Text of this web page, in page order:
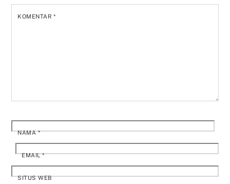
KOMENTAR*
NAMA*
EMAIL*
SITUS WEB